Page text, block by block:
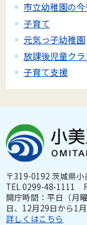
市立幼稚園の
子育て
元気っ子幼稚園
放課後児童クラ
子育て支援
〒319-0192 茨城県
TEL 0299-48-1111
開庁時間：平日（月
日、12月29日から1
詳しくはこちら